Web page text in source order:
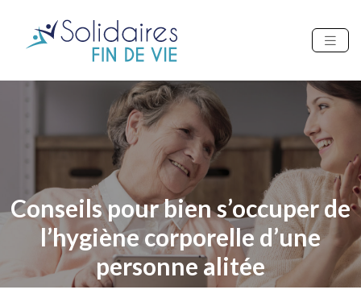
Conseils pour bien s’occuper de
l’hygiène corporelle d’une
personne alitée